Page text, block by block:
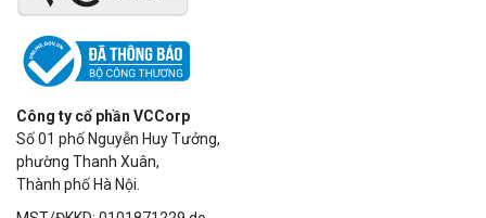
Công ty cổ phần VCCorp
Số 01 phố Nguyễn Huy Tưởng,
phường Thanh Xuân,
Thành phố Hà Nội.